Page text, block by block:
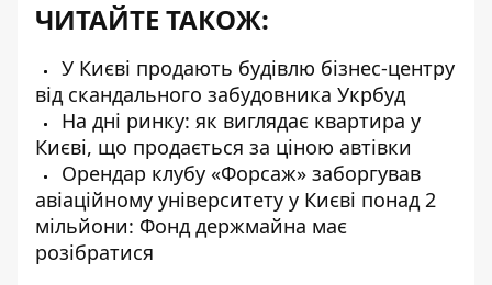
ЧИТАЙТЕ ТАКОЖ:
У Києві продають будівлю бізнес-центру
від скандального забудовника Укрбуд
На дні ринку: як виглядає квартира у
Києві, що продається за ціною автівки
Орендар клубу «Форсаж» заборгував
авіаційному університету у Києві понад 2
мільйони: Фонд держмайна має
розібратися